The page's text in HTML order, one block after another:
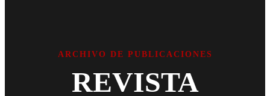
ARCHIVO DE PUBLICACIONES
REVISTA